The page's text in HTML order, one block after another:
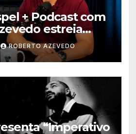
+ Podcast com
estreia
e reúne
da música
ROBERTO AZEVEDO
“Imperativo